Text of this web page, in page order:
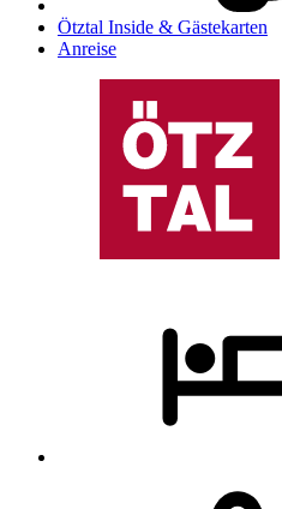
Ötztal Inside & Gästekarten
Anreise